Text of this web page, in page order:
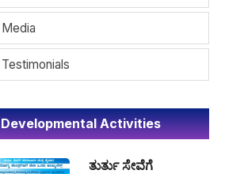
Media
Testimonials
Developmental Activities
ತುರ್ತು ಸೇವೆಗೆ